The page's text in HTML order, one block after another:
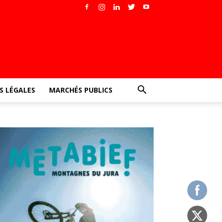
LÉGALES MARCHÉS PUBLICS